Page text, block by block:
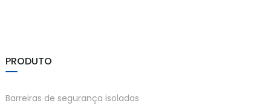
PRODUTO
Barreiras de segurança isoladas